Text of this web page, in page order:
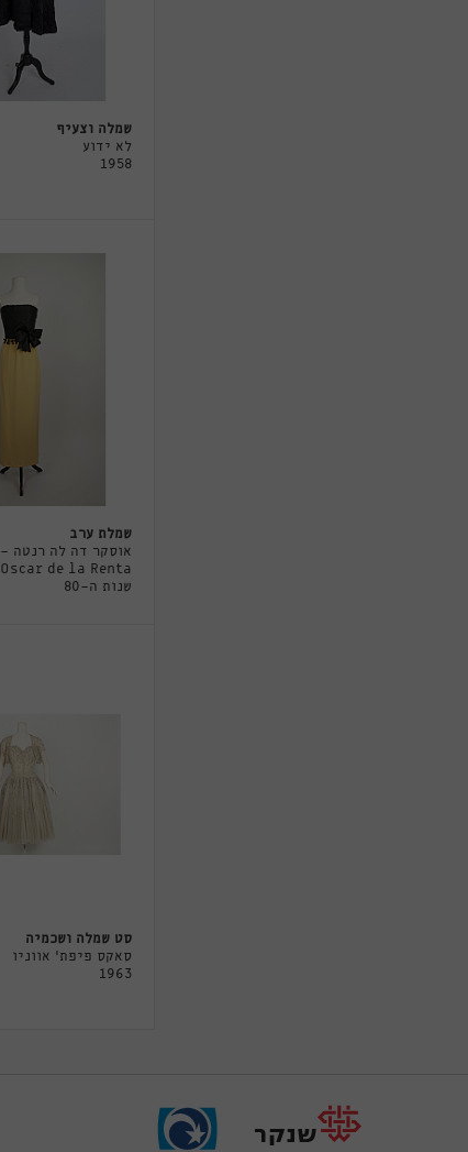
שמלה וצעיף
לא ידוע
1958
שמלת ערב
אוסקר דה לה רנטה -
Oscar de la Renta
שנות ה-80
סט שמלה ושכמיה
סאקס פיפת' אווניו
1963